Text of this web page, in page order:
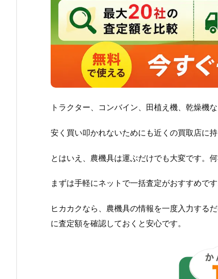
トラクター、コンバイン、田植え機、乾燥機
安く買い叩かれないためにも近くの買取店に
とはいえ、農機具は運ぶだけでも大変です。
まずは手軽にネットで一括査定がおすすめです
ヒカカクなら、農機具の情報を一度入力する
に査定額を確認しておくと安心です。